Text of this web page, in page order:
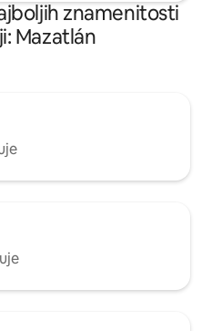
znamenitosti
Mazatlán